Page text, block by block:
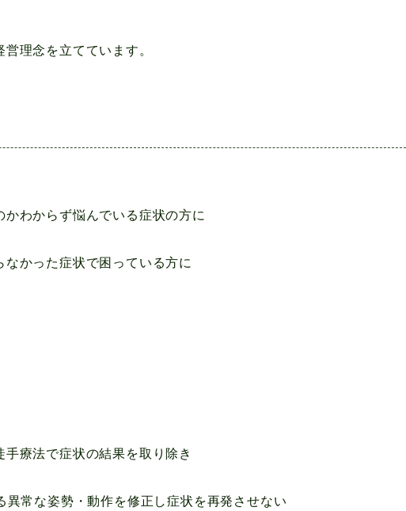
理念を立てています。
かわからず悩んでいる症状の方に
なかった症状で困っている方に
療法で症状の結果を取り除き
異常な姿勢・動作を修正し症状を再発させない